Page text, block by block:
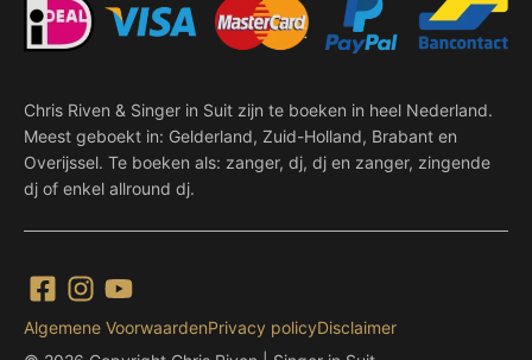
Chris Riven & Singer in Suit zijn te boeken in heel Nederland.
Meest geboekt in: Gelderland, Zuid-Holland, Brabant en
Overijssel. Te boeken als: zanger, dj, dj en zanger, zingende
dj of enkel allround dj.
Algemene VoorwaardenPrivacy policyDisclaimer